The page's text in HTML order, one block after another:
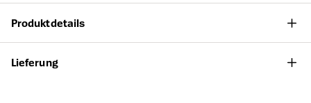
Produktdetails
Lieferung